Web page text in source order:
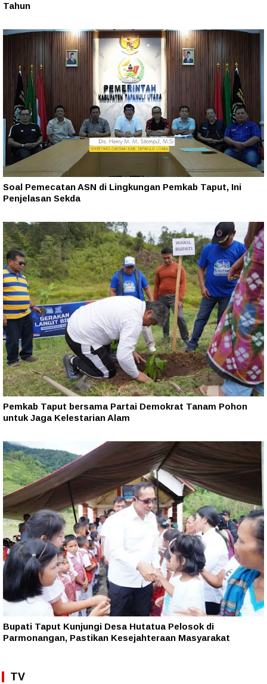
Tahun‎
Soal Pemecatan ASN di Lingkungan Pemkab Taput, Ini
Penjelasan Sekda
Pemkab Taput bersama Partai Demokrat Tanam Pohon
untuk Jaga Kelestarian Alam
Bupati Taput Kunjungi Desa Hutatua Pelosok di
Parmonangan, Pastikan Kesejahteraan Masyarakat
TV